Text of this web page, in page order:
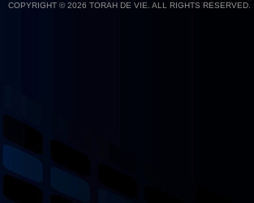
COPYRIGHT © 2026 TORAH DE VIE. ALL RIGHTS RESERVED.